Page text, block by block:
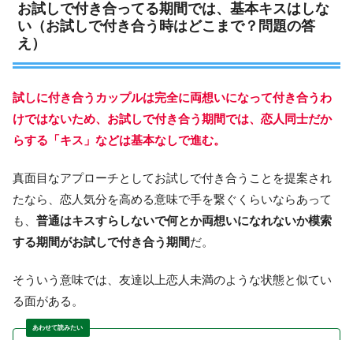
お試しで付き合ってる期間では、基本キスはしな
い（お試しで付き合う時はどこまで？問題の答
え）
試しに付き合うカップルは完全に両想いになって付き合うわ
けではないため、お試しで付き合う期間では、恋人同士だか
らする「キス」などは基本なしで進む。
真面目なアプローチとしてお試しで付き合うことを提案され
たなら、恋人気分を高める意味で手を繋ぐくらいならあって
も、 普通はキスすらしないで何とか両想いになれないか模索
する期間がお試しで付き合う期間だ。
そういう意味では、友達以上恋人未満のような状態と似てい
る面がある。